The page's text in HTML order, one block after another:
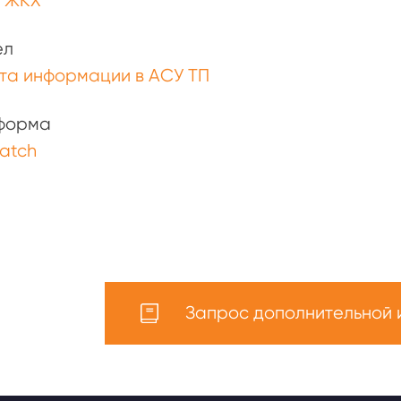
информации в АСУ ТП
Запрос